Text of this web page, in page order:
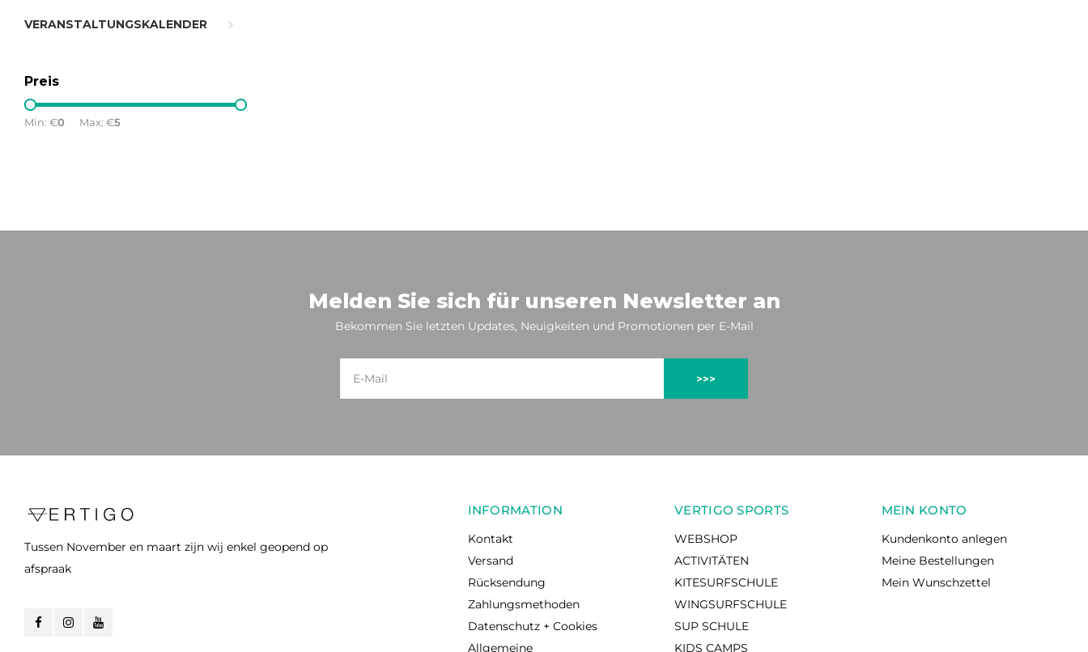
VERANSTALTUNGSKALENDER
Preis
Min: €0 Max: €5
Melden Sie sich für unseren Newsletter an
Bekommen Sie letzten Updates, Neuigkeiten und Promotionen per E-Mail
>>>
Tussen November en maart zijn wij enkel geopend op
afspraak
INFORMATION
Kontakt
Versand
Rücksendung
Zahlungsmethoden
Datenschutz + Cookies
Allgemeine
VERTIGO SPORTS
WEBSHOP
ACTIVITÄTEN
KITESURFSCHULE
WINGSURFSCHULE
SUP SCHULE
KIDS CAMPS
MEIN KONTO
Kundenkonto anlegen
Meine Bestellungen
Mein Wunschzettel